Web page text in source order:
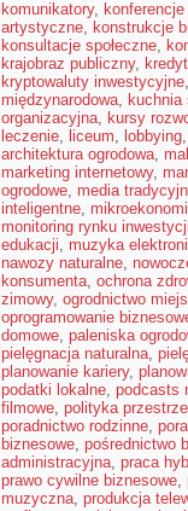
komunikatory,
artystyczne, konstrukcje
konsultacje społeczne,
krajobraz publiczny,
kryptowaluty inwestycyjne,
międzynarodowa, kuchnia
organizacyjna, kursy
leczenie, liceum, lobbying,
architektura ogrodowa,
marketing internetowy,
ogrodowe, media
inteligentne,
monitoring rynku inwestycji
edukacji, muzyka
nawozy naturalne,
konsumenta, ochrona
zimowy, ogrodnictwo
oprogramowanie
domowe, paleniska
pielęgnacja naturalna,
planowanie kariery,
podatki lokalne, podcasts
filmowe, polityka
poradnictwo rodzinne,
biznesowe, pośrednictwo
administracyjna, praca
prawo cywilne biznesowe,
muzyczna, produkcja